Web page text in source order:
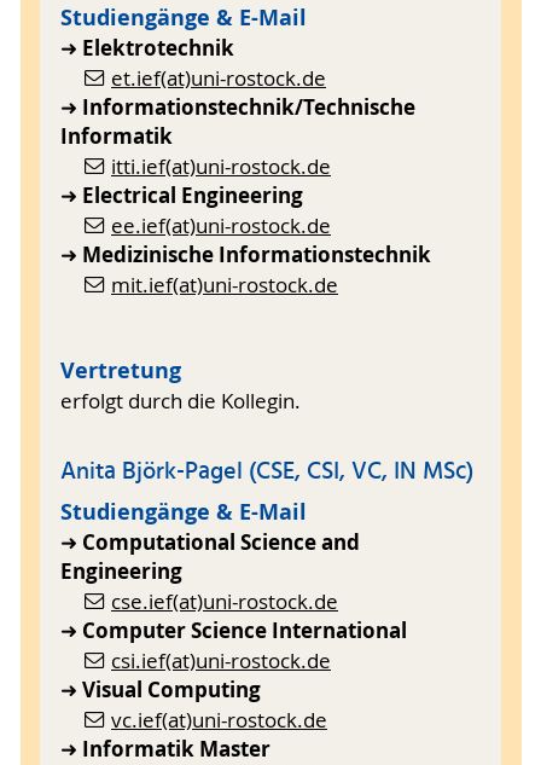
Studiengänge & E-Mail
➜ Elektrotechnik
et.ief(at)uni-rostock.de
➜ Informationstechnik/Technische
Informatik
itti.ief(at)uni-rostock.de
➜ Electrical Engineering
ee.ief(at)uni-rostock.de
➜ Medizinische Informationstechnik
mit.ief(at)uni-rostock.de
Vertretung
erfolgt durch die Kollegin.
Anita Björk-Pagel (CSE, CSI, VC, IN MSc)
Studiengänge & E-Mail
➜ Computational Science and
Engineering
cse.ief(at)uni-rostock.de
➜ Computer Science International
csi.ief(at)uni-rostock.de
➜ Visual Computing
vc.ief(at)uni-rostock.de
➜ Informatik Master